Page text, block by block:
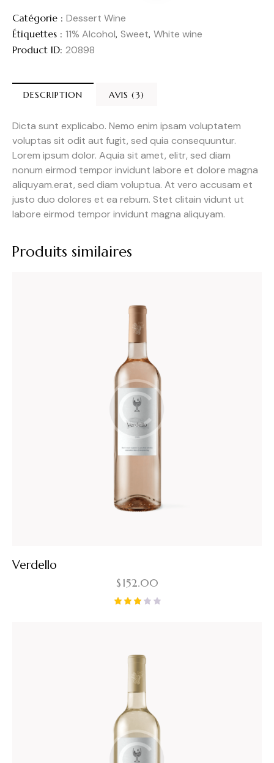
Catégorie : Dessert Wine
Étiquettes : 11% Alcohol, Sweet, White wine
Product ID: 20898
DESCRIPTION AVIS (3)
Dicta sunt explicabo. Nemo enim ipsam voluptatem
voluptas sit odit aut fugit, sed quia consequuntur.
Lorem ipsum dolor. Aquia sit amet, elitr, sed diam
nonum eirmod tempor invidunt labore et dolore magna
aliquyam.erat, sed diam voluptua. At vero accusam et
justo duo dolores et ea rebum. Stet clitain vidunt ut
labore eirmod tempor invidunt magna aliquyam.
Produits similaires
Verdello
$152.00